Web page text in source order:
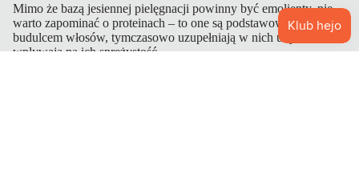
Mimo że bazą jesiennej pielęgnacji powinny być emolienty, nie
warto zapominać o proteinach – to one są podstawowym
budulcem włosów, tymczasowo uzupełniają w nich ubytki oraz
wpływają na ich sprężystość.